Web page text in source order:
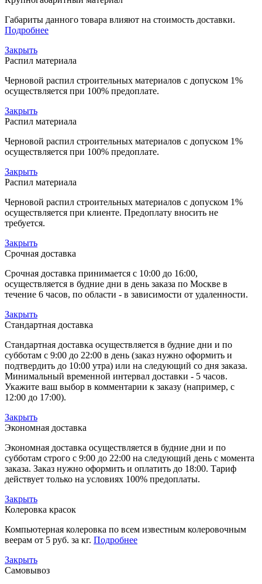
Габариты данного товара влияют на стоимость доставки.
Подробнее
Закрыть
Распил материала
Черновой распил строительных материалов с допуском 1%
осуществляется при 100% предоплате.
Закрыть
Распил материала
Черновой распил строительных материалов с допуском 1%
осуществляется при 100% предоплате.
Закрыть
Распил материала
Черновой распил строительных материалов с допуском 1%
осуществляется при клиенте. Предоплату вносить не
требуется.
Закрыть
Срочная доставка
Срочная доставка принимается с 10:00 до 16:00,
осуществляется в будние дни в день заказа по Москве в
течение 6 часов, по области - в зависимости от удаленности.
Закрыть
Стандартная доставка
Стандартная доставка осуществляется в будние дни и по
субботам с 9:00 до 22:00 в день (заказ нужно оформить и
подтвердить до 10:00 утра) или на следующий со дня заказа.
Минимальный временной интервал доставки - 5 часов.
Укажите ваш выбор в комментарии к заказу (например, с
12:00 до 17:00).
Закрыть
Экономная доставка
Экономная доставка осуществляется в будние дни и по
субботам строго с 9:00 до 22:00 на следующий день с момента
заказа. Заказ нужно оформить и оплатить до 18:00. Тариф
действует только на условиях 100% предоплаты.
Закрыть
Колеровка красок
Компьютерная колеровка по всем известным колеровочным
веерам от 5 руб. за кг. Подробнее
Закрыть
Самовывоз